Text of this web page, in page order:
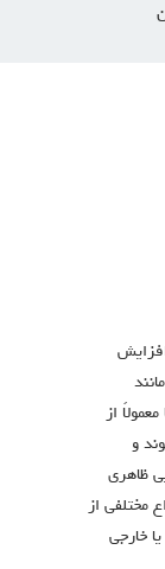
از
و
ظاهری
مختلفی از
خارجی